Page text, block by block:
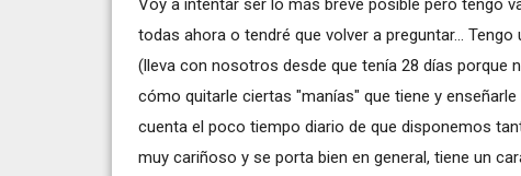
Voy a intentar ser lo más breve posible pero tengo
todas ahora o tendré que volver a preguntar...
(lleva con nosotros desde que tenía 28 días porque
cómo quitarle ciertas "manías" que tiene y
cuenta el poco tiempo diario de que disponemos
muy cariñoso y se porta bien en general, tiene un